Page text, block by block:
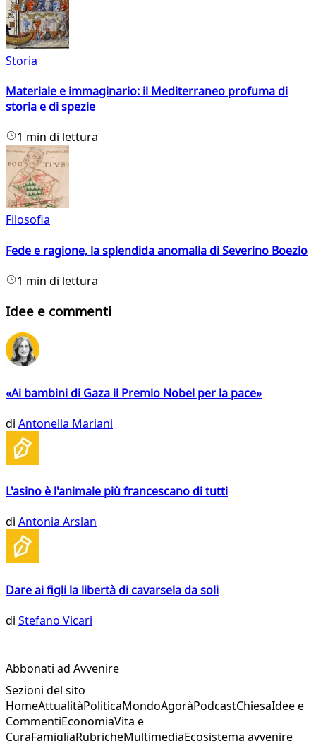
Storia
Materiale e immaginario: il Mediterraneo profuma di
storia e di spezie
1 min di lettura
Filosofia
Fede e ragione, la splendida anomalia di Severino Boezio
1 min di lettura
Idee e commenti
«Ai bambini di Gaza il Premio Nobel per la pace»
di Antonella Mariani
L'asino è l'animale più francescano di tutti
di Antonia Arslan
Dare ai figli la libertà di cavarsela da soli
di Stefano Vicari
Abbonati ad Avvenire
Sezioni del sito
HomeAttualitàPoliticaMondoAgoràPodcastChiesaIdee e
CommentiEconomiaVita e
CuraFamigliaRubricheMultimediaEcosistema avvenire